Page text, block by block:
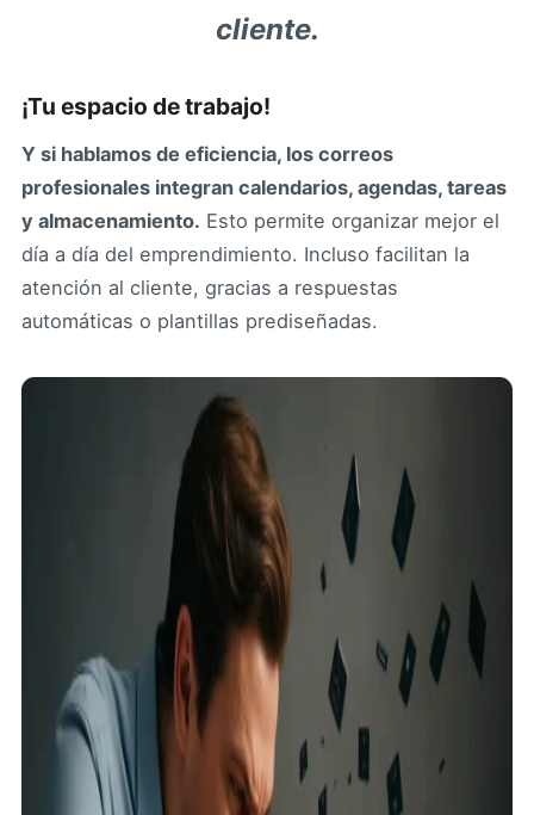
cliente.
¡Tu espacio de trabajo!
Y si hablamos de eficiencia, los correos
profesionales integran calendarios, agendas, tareas
y almacenamiento. Esto permite organizar mejor el
día a día del emprendimiento. Incluso facilitan la
atención al cliente, gracias a respuestas
automáticas o plantillas prediseñadas.